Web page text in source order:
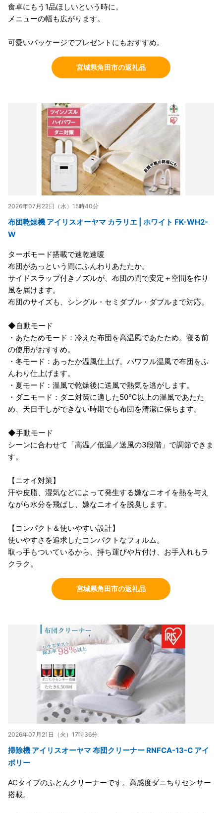
食卓にもう1品ほしいという時に。
メニューの幅も広がります。
可愛いパッケージでプレゼントにもおすすめ。
宮城県角田市の返礼品
2026年07月22日（水）15時40分
布団乾燥機 アイリスオーヤマ カラリエ | ホワイト FK-WH2-
W
ターボモード搭載で速乾速暖
布団があっという間にふんわりあたたか。
サイドスラップ付きノズルが、布団の間で安定＋空間を作り
風を届けます。
布団のサイズも、シングル・セミダブル・ダブルまで対応。
◆自動モード
・あたためモード：冷えた布団を高温風であたため。寝る前
の使用がおすすめ。
・冬モード：あったか温風仕上げ。パワフル温風で布団をふ
んわり仕上げます。
・夏モード：温風で乾燥後に送風で熱気を逃がします。
・ダニモード：ダニ対策に適した50℃以上の温風であたた
め、天日干しができない時期でも布団を清潔に保ちます。
◆手動モード
シーンに合わせて「高温／低温／送風の3段階」で調節できま
す。
【ニオイ対策】
汗や皮脂、湿気などによって発生する嫌なニオイを熱を与え
ながら水分を飛ばし、嫌なニオイを脱臭します。
【コンパクト＆使いやすい設計】
使いやすさを追求したコンパクトなフォルム。
取っ手もついているから、持ち運びや片付け、お手入れもラ
クラク。
宮城県角田市の返礼品
2026年07月21日（火）17時36分
掃除機 アイリスオーヤマ 布団クリーナー RNFCA-13-C アイ
ボリー
ACタイプのふとんクリーナーです。高感度ダニちりセンサー
搭載。